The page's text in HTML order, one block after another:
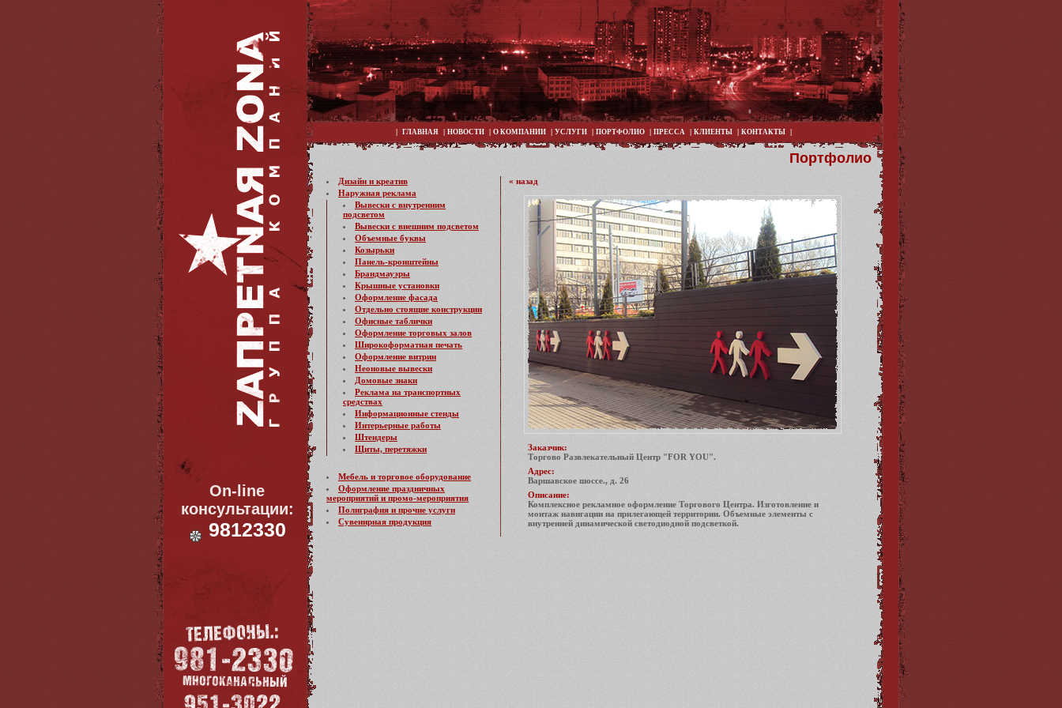
On-line
консультации:
9812330
| ГЛАВНАЯ | НОВОСТИ | О КОМПАНИИ | УСЛУГИ | ПОРТФОЛИО | ПРЕССА | КЛИЕНТЫ | КОНТАКТЫ |
Портфолио
Дизайн и креатив
Наружная реклама
Вывески с внутренним
подсветом
Вывески с внешним подсветом
Объемные буквы
Козырьки
Панель-кронштейны
Брандмауэры
Крышные установки
Оформление фасада
Отдельно стоящие конструкции
Офисные таблички
Оформление торговых залов
Широкоформатная печать
Оформление витрин
Неоновые вывески
Домовые знаки
Реклама на транспортных
средствах
Информационные стенды
Интерьерные работы
Штендеры
Щиты, перетяжки
Мебель и торговое оборудование
Оформление праздничных
мероприятий и промо-мероприятия
Полиграфия и прочие услуги
Сувенирная продукция
« назад
Заказчик:
Торгово Развлекательный Центр "FOR YOU".
Адрес:
Варшавское шоссе., д. 26
Описание:
Комплексное рекламное оформление Торгового Центра. Изготовление и
монтаж навигации на прилегающей территории. Объемные элементы с
внутренней динамической светодиодной подсветкой.